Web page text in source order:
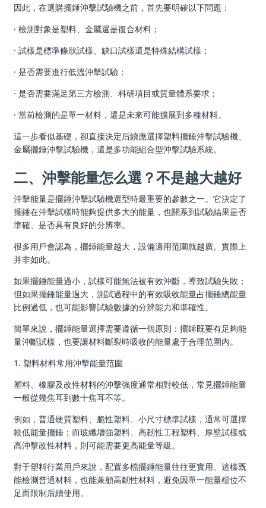
因此，在選購擺錘沖擊試驗機之前，首先要明確以下問題：
· 檢測對象是塑料、金屬還是復合材料；
· 試樣是標準條狀試樣、缺口試樣還是特殊結構試樣；
· 是否需要進行低溫沖擊試驗；
· 是否需要滿足第三方檢測、科研項目或質量體系要求；
· 當前檢測的是單一材料，還是未來可能擴展到多種材料。
這一步看似基礎，卻直接決定后續應選擇塑料擺錘沖擊試驗機、
金屬擺錘沖擊試驗機，還是多功能組合型沖擊試驗系統。
二、沖擊能量怎么選？不是越大越好
沖擊能量是擺錘沖擊試驗機選型時最重要的參數之一。它決定了
擺錘在沖擊試樣時能夠提供多大的能量，也關系到試驗結果是否
準確、是否具有良好的分辨率。
很多用戶會認為，擺錘能量越大，設備適用范圍就越廣。實際上
并非如此。
如果擺錘能量過小，試樣可能無法被有效沖斷，導致試驗失敗；
但如果擺錘能量過大，測試過程中的有效吸收能量占擺錘總能量
比例過低，也可能影響試驗數據的分辨能力和準確性。
簡單來說，擺錘能量選擇需要遵循一個原則：擺錘既要有足夠能
量沖斷試樣，也要讓材料斷裂時吸收的能量處于合理范圍內。
1. 塑料材料常用沖擊能量范圍
塑料、橡膠及改性材料的沖擊強度通常相對較低，常見擺錘能量
一般從幾焦耳到數十焦耳不等。
例如，普通硬質塑料、脆性塑料、小尺寸標準試樣，通常可選擇
較低能量擺錘；而玻纖增強塑料、高韌性工程塑料、厚壁試樣或
高沖擊改性材料，則可能需要更高能量等級。
對于塑料行業用戶來說，配置多檔擺錘能量往往更實用。這樣既
能檢測普通材料，也能兼顧高韌性材料，避免因單一能量檔位不
足而限制后續使用。